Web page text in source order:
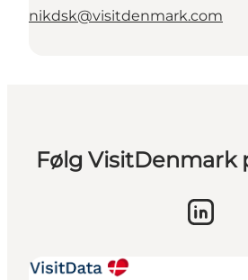
nikdsk@visitdenmark.com
Følg VisitDenmark